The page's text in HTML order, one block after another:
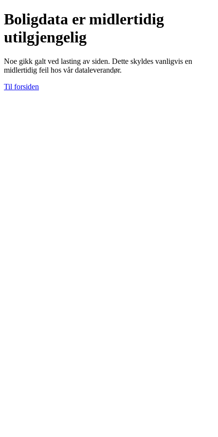
Boligdata er midlertidig
utilgjengelig
Noe gikk galt ved lasting av siden. Dette skyldes vanligvis en
midlertidig feil hos vår dataleverandør.
Til forsiden